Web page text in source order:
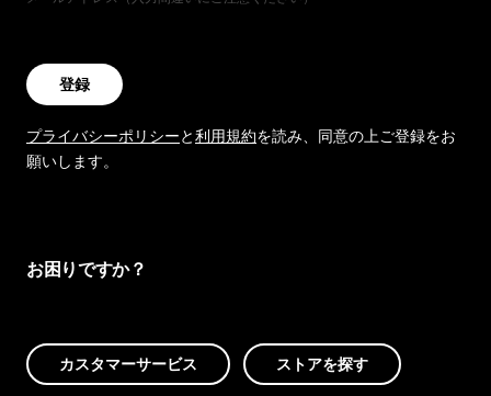
登録
プライバシーポリシーと利用規約を読み、同意の上ご登録をお
願いします。
お困りですか？
カスタマーサービス ストアを探す